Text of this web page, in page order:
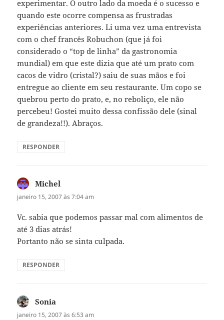
experimentar. O outro lado da moeda é o sucesso e
quando este ocorre compensa as frustradas
experiências anteriores. Li uma vez uma entrevista
com o chef francês Robuchon (que já foi
considerado o “top de linha” da gastronomia
mundial) em que este dizia que até um prato com
cacos de vidro (cristal?) saiu de suas mãos e foi
entregue ao cliente em seu restaurante. Um copo se
quebrou perto do prato, e, no reboliço, ele não
percebeu! Gostei muito dessa confissão dele (sinal
de grandeza!!). Abraços.
RESPONDER
Michel
janeiro 15, 2007 às 7:04 am
Vc. sabia que podemos passar mal com alimentos de
até 3 dias atrás!
Portanto não se sinta culpada.
RESPONDER
Sonia
janeiro 15, 2007 às 6:53 am